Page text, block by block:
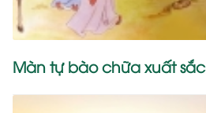
Màn tự bào chữa xuất sắc